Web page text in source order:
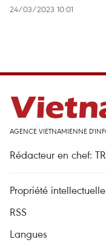
24/03/2023 10:01
AGENCE VIETNAMIENNE
Rédacteur en chef:
Propriété intellectuelle
RSS
Langues